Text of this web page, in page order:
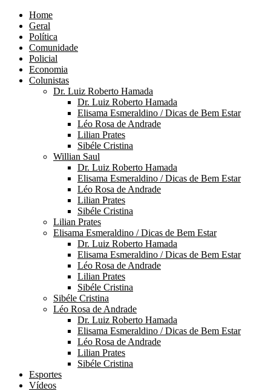
Home
Geral
Política
Comunidade
Policial
Economia
Colunistas
Dr. Luiz Roberto Hamada
Dr. Luiz Roberto Hamada
Elisama Esmeraldino / Dicas de Bem Estar
Léo Rosa de Andrade
Lilian Prates
Sibéle Cristina
Willian Saul
Dr. Luiz Roberto Hamada
Elisama Esmeraldino / Dicas de Bem Estar
Léo Rosa de Andrade
Lilian Prates
Sibéle Cristina
Lilian Prates
Elisama Esmeraldino / Dicas de Bem Estar
Dr. Luiz Roberto Hamada
Elisama Esmeraldino / Dicas de Bem Estar
Léo Rosa de Andrade
Lilian Prates
Sibéle Cristina
Sibéle Cristina
Léo Rosa de Andrade
Dr. Luiz Roberto Hamada
Elisama Esmeraldino / Dicas de Bem Estar
Léo Rosa de Andrade
Lilian Prates
Sibéle Cristina
Esportes
Vídeos